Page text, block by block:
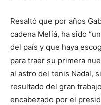
Resaltó que por años
cadena Meliá, ha sido
del país y que haya
para traer su primera
al astro del tenis Nadal,
resultado del gran
encabezado por el